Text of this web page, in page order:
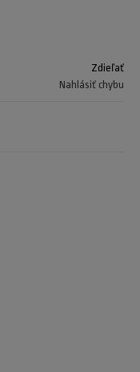
Zdieľať
Nahlásiť chybu